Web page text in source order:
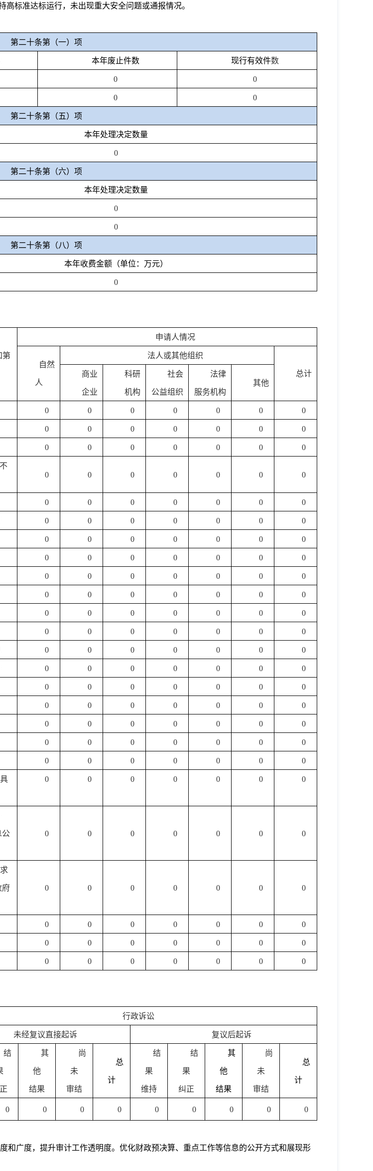
标准达标运行，未出现重大安全问题或通报情况。
第二十条第（一）项
本年废止件数 现行有效件数
0 0
0 0
第二十条第（五）项
本年处理决定数量
0
第二十条第（六）项
本年处理决定数量
0
0
第二十条第（八）项
本年收费金额（单位：万元）
0
第
申请人情况
自然
人
法人或其他组织
总计
商业
企业
科研
机构
社会
公益组织
法律
服务机构
其他
0 0 0 0 0 0 0
0 0 0 0 0 0 0
0 0 0 0 0 0 0
0 0 0 0 0 0 0
0 0 0 0 0 0 0
0 0 0 0 0 0 0
0 0 0 0 0 0 0
0 0 0 0 0 0 0
0 0 0 0 0 0 0
0 0 0 0 0 0 0
0 0 0 0 0 0 0
0 0 0 0 0 0 0
0 0 0 0 0 0 0
0 0 0 0 0 0 0
0 0 0 0 0 0 0
0 0 0 0 0 0 0
0 0 0 0 0 0 0
0 0 0 0 0 0 0
0 0 0 0 0 0 0
0 0 0 0 0 0 0
公 0 0 0 0 0 0 0
府 0 0 0 0 0 0 0
0 0 0 0 0 0 0
0 0 0 0 0 0 0
0 0 0 0 0 0 0
行政诉讼
未经复议直接起诉 复议后起诉
结 其
他
结果
尚
未
审结
总
计
结
果
维持
结
果
纠正
其
他
结果
尚
未
审结
总
计
0 0 0 0 0 0 0 0 0
和广度，提升审计工作透明度。优化财政预决算、重点工作等信息的公开方式和展现形